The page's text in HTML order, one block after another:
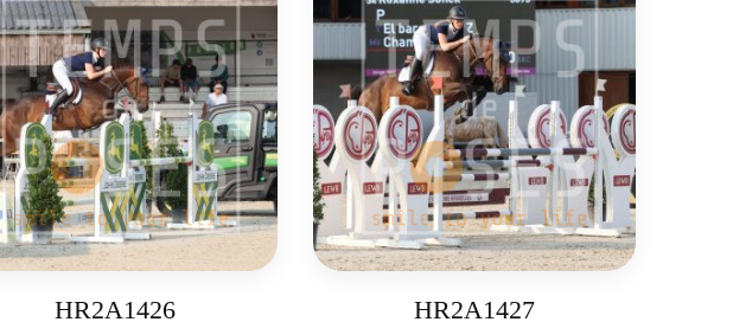
HR2A1426 HR2A1427